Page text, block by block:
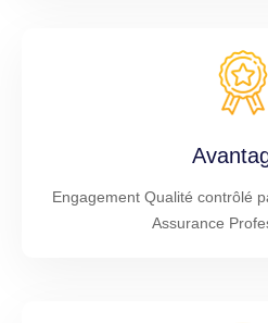
Engagement Qualité contrôlé
Assurance